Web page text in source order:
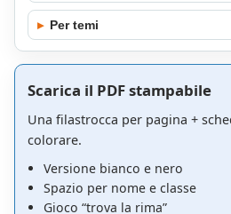
▸ Per temi
Scarica il PDF stampabile
Una filastrocca per pagina +
colorare.
Versione bianco e nero
Spazio per nome e classe
Gioco “trova la rima”